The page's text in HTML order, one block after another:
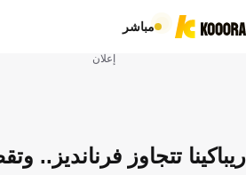
مباشر
إعلان
ريباكينا تتجاوز فرنانديز..